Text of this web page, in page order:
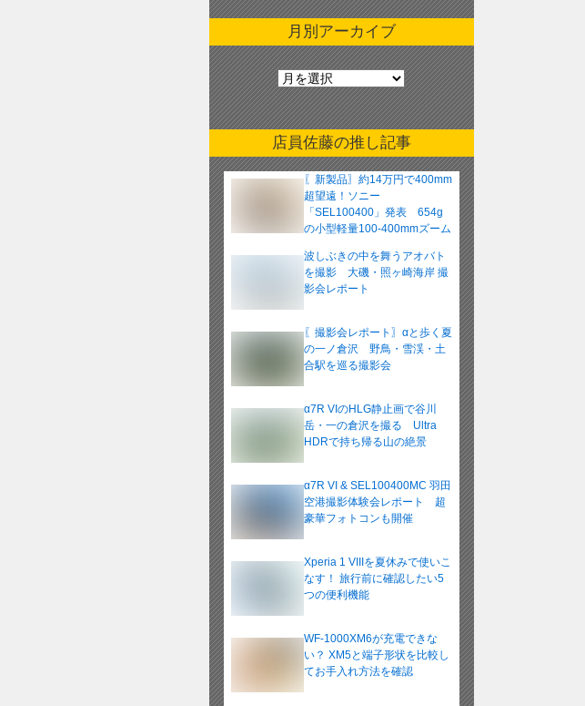
月別アーカイブ
月
別
ア
ー
カ
イ
店員佐藤の推し記事
〖新製品〗約14万円で400mm
超望遠！ソニー
「SEL100400」発表 654g
の小型軽量100-400mmズーム
波しぶきの中を舞うアオバト
を撮影 大磯・照ヶ崎海岸 撮
影会レポート
〖撮影会レポート〗αと歩く夏
の一ノ倉沢 野鳥・雪渓・土
合駅を巡る撮影会
α7R VIのHLG静止画で谷川
岳・一の倉沢を撮る Ultra
HDRで持ち帰る山の絶景
α7R VI & SEL100400MC 羽田
空港撮影体験会レポート 超
豪華フォトコンも開催
Xperia 1 VIIIを夏休みで使いこ
なす！ 旅行前に確認したい5
つの便利機能
WF-1000XM6が充電できな
い？ XM5と端子形状を比較し
てお手入れ方法を確認